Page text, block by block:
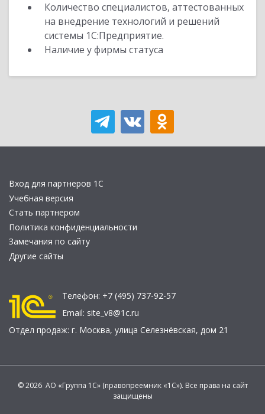
Количество специалистов, аттестованных
на внедрение технологий и решений
системы 1С:Предприятие.
Наличие у фирмы статуса
Вход для партнеров 1С
Учебная версия
Стать партнером
Политика конфиденциальности
Замечания по сайту
Другие сайты
Телефон: +7 (495) 737-92-57
Email: site_v8@1c.ru
Отдел продаж: г. Москва, улица Селезнёвская, дом 21
© 2026 АО «Группа 1С» (правопреемник «1С»). Все права на сайт
защищены